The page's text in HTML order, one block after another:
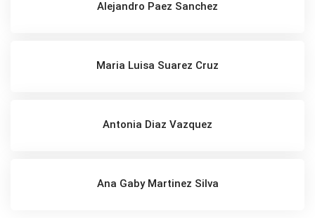
Alejandro Paez Sanchez
Maria Luisa Suarez Cruz
Antonia Diaz Vazquez
Ana Gaby Martinez Silva